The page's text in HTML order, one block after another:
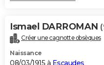
Ismael DARROMAN
Créer une cagnotte obsèques
Naissance
08/03/1915 à Escaudes